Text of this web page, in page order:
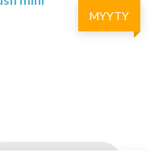
MYYTY